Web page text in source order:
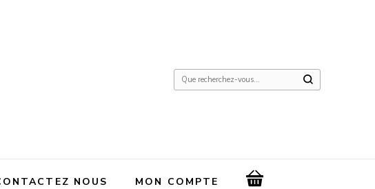
Vous
NOUS MON COMPTE